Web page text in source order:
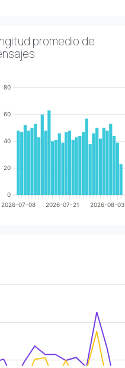
promedio de
0
20
40
60
80
2026-07-08 2026-07-21 2026-08-03